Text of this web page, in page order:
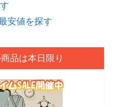
安値を探す
品は本日限り